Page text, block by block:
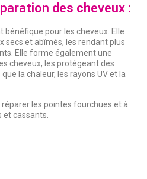
des cheveux :
bénéfique pour les cheveux. Elle
secs et abîmés, les rendant plus
Elle forme également une
cheveux, les protégeant des
la chaleur, les rayons UV et la
réparer les pointes fourchues et à
et cassants.